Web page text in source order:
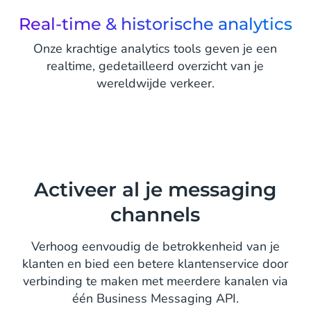
Real-time & historische analytics
Onze krachtige analytics tools geven je een
realtime, gedetailleerd overzicht van je
wereldwijde verkeer.
Activeer al je messaging
channels
Verhoog eenvoudig de betrokkenheid van je
klanten en bied een betere klantenservice door
verbinding te maken met meerdere kanalen via
één Business Messaging API.